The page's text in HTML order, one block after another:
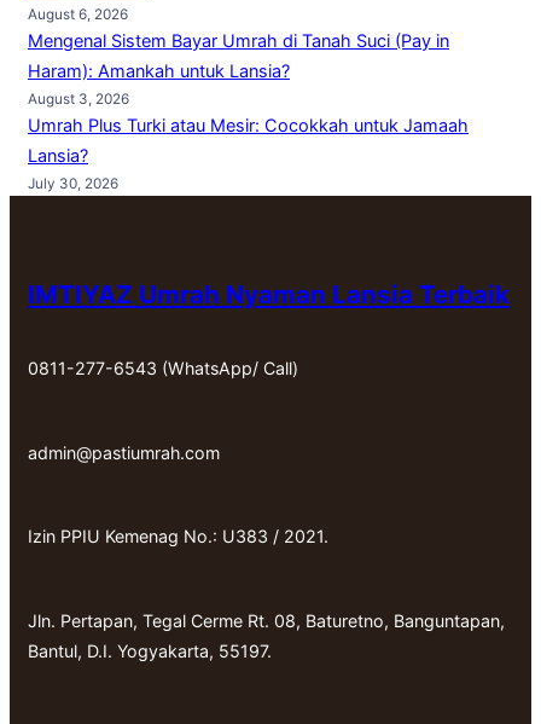
August 6, 2026
Mengenal Sistem Bayar Umrah di Tanah Suci (Pay in
Haram): Amankah untuk Lansia?
August 3, 2026
Umrah Plus Turki atau Mesir: Cocokkah untuk Jamaah
Lansia?
July 30, 2026
IMTIYAZ Umrah Nyaman Lansia Terbaik
0811-277-6543 (WhatsApp/ Call)
admin@pastiumrah.com
Izin PPIU Kemenag No.: U383 / 2021.
Jln. Pertapan, Tegal Cerme Rt. 08, Baturetno, Banguntapan,
Bantul, D.I. Yogyakarta, 55197.